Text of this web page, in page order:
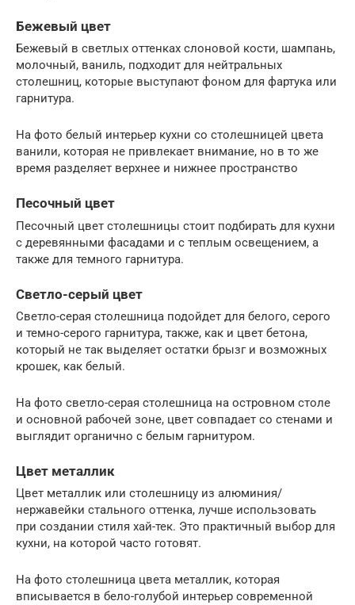
Бежевый цвет
Бежевый в светлых оттенках слоновой кости, шампань,
молочный, ваниль, подходит для нейтральных
столешниц, которые выступают фоном для фартука или
гарнитура.
На фото белый интерьер кухни со столешницей цвета
ванили, которая не привлекает внимание, но в то же
время разделяет верхнее и нижнее пространство
Песочный цвет
Песочный цвет столешницы стоит подбирать для кухни
с деревянными фасадами и с теплым освещением, а
также для темного гарнитура.
Светло-серый цвет
Светло-серая столешница подойдет для белого, серого
и темно-серого гарнитура, также, как и цвет бетона,
который не так выделяет остатки брызг и возможных
крошек, как белый.
На фото светло-серая столешница на островном столе
и основной рабочей зоне, цвет совпадает со стенами и
выглядит органично с белым гарнитуром.
Цвет металлик
Цвет металлик или столешницу из алюминия/
нержавейки стального оттенка, лучше использовать
при создании стиля хай-тек. Это практичный выбор для
кухни, на которой часто готовят.
На фото столешница цвета металлик, которая
вписывается в бело-голубой интерьер современной